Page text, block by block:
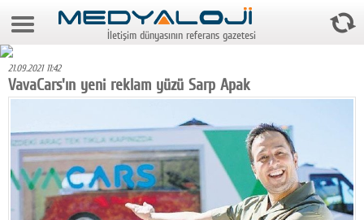
6 Ağustos 2026 8:00:12
Foto Galeri
Gazeteler
Medya
Reyting-tiraj
İletişim dünyasının referans gazetesi
21.09.2021 11:42
VavaCars'ın yeni reklam yüzü Sarp Apak